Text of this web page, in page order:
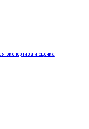
экспертиза и оценка